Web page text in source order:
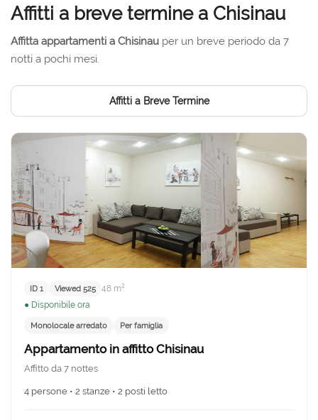
Affitti a breve termine a Chisinau
Affitta appartamenti a Chisinau per un breve periodo da 7
notti a pochi mesi.
Affitti a Breve Termine
ID 1 Viewed 525
48 m²
● Disponibile ora
Monolocale arredato Per famiglia
Appartamento in affitto Chisinau
Affitto da 7 nottes
4 persone • 2 stanze • 2 posti letto